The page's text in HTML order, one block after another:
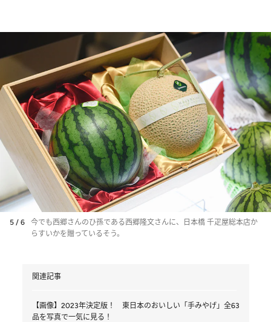
5 / 6
今でも西郷さんのひ孫である西郷隆文さんに、日本橋 千疋屋総本店か
らすいかを贈っているそう。
関連記事
【画像】2023年決定版！ 東日本のおいしい「手みやげ」全63
品を写真で一気に見る！